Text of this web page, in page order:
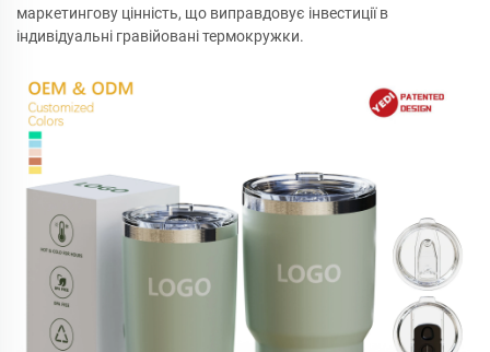
маркетингову цінність, що виправдовує інвестиції в
індивідуальні гравійовані термокружки.